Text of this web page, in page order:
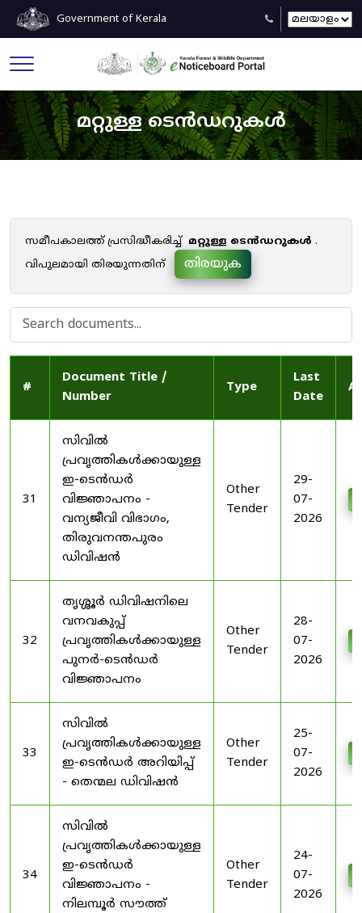
Government of Kerala
മറ്റുള്ള ടെൻഡറുകൾ
സമീപകാലത്ത് പ്രസിദ്ധീകരിച്ച് മറ്റുള്ള ടെൻഡറുകൾ .
വിപുലമായി തിരയുന്നതിന്
തിരയുക
#
Document Title /
Number
Type
Last
Date
31
സിവിൽ
പ്രവൃത്തികൾക്കായുള്ള
ഇ-ടെൻഡർ
വിജ്ഞാപനം -
വന്യജീവി വിഭാഗം,
തിരുവനന്തപുരം
ഡിവിഷൻ
Other
Tender
29-
07-
2026
32
തൃശ്ശൂർ ഡിവിഷനിലെ
വനവകുപ്പ്
പ്രവൃത്തികൾക്കായുള്ള
പുനർ-ടെൻഡർ
വിജ്ഞാപനം
Other
Tender
28-
07-
2026
33
സിവിൽ
പ്രവൃത്തികൾക്കായുള്ള
ഇ-ടെൻഡർ അറിയിപ്പ്
- തെന്മല ഡിവിഷൻ
Other
Tender
25-
07-
2026
34
സിവിൽ
പ്രവൃത്തികൾക്കായുള്ള
ഇ-ടെൻഡർ
വിജ്ഞാപനം -
നിലമ്പൂർ സൗത്ത്
Other
Tender
24-
07-
2026